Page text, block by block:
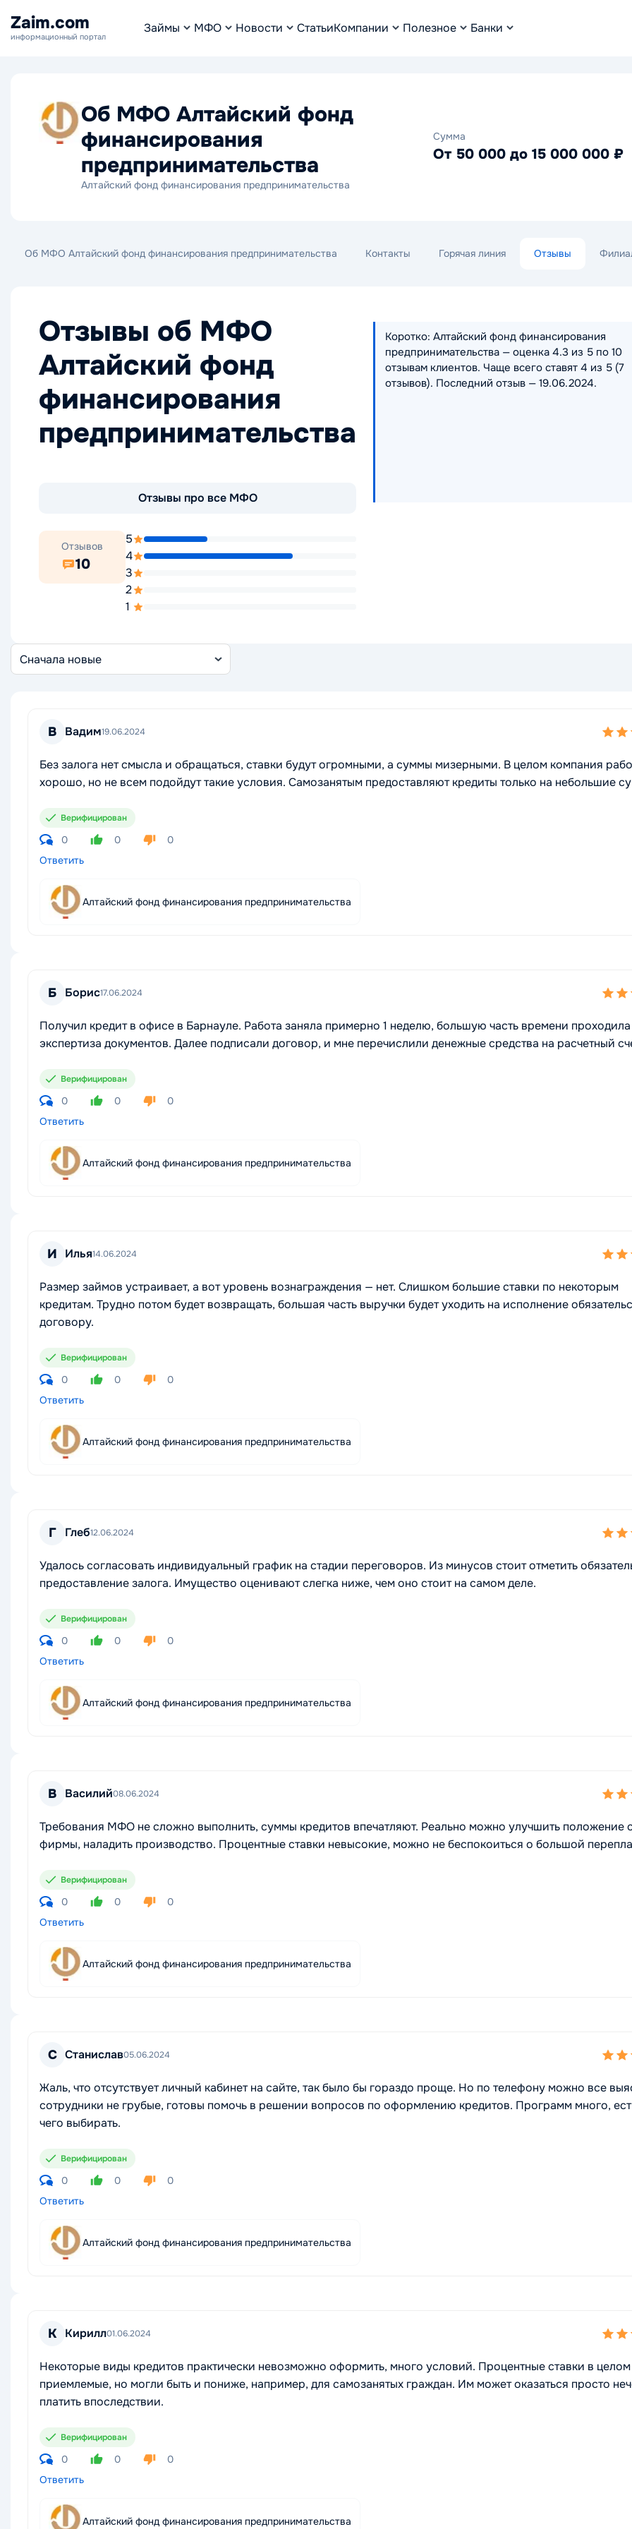
Zaim.com
информационный портал
Займы МФО Новости СтатьиКомпании Полезное Банки
Об МФО Алтайский фонд
финансирования
предпринимательства
Алтайский фонд финансирования предпринимательства
Сумма
От 50 000 до 15 000 000 ₽
Об МФО Алтайский фонд финансирования предпринимательства Контакты Горячая линия Отзывы
Отзывы об МФО
Алтайский фонд
финансирования
предпринимательства
Отзывы про все МФО
Коротко: Алтайский фонд финансирования
предпринимательства — оценка 4.3 из 5 по 10
отзывам клиентов. Чаще всего ставят 4 из 5 (7
отзывов). Последний отзыв — 19.06.2024.
Отзывов
10
5
4
3
2
1
Сортировка
отзывов
В Вадим19.06.2024
Без залога нет смысла и обращаться, ставки будут огромными, а суммы мизерными. В целом компания
хорошо, но не всем подойдут такие условия. Самозанятым предоставляют кредиты только на небольшие
Верифицирован
0 0
0
Ответить
Алтайский фонд финансирования предпринимательства
Б Борис17.06.2024
Получил кредит в офисе в Барнауле. Работа заняла примерно 1 неделю, большую часть времени проходила
экспертиза документов. Далее подписали договор, и мне перечислили денежные средства на расчетный
Верифицирован
0 0
0
Ответить
Алтайский фонд финансирования предпринимательства
И Илья14.06.2024
Размер займов устраивает, а вот уровень вознаграждения — нет. Слишком большие ставки по некоторым
кредитам. Трудно потом будет возвращать, большая часть выручки будет уходить на исполнение
договору.
Верифицирован
0 0
0
Ответить
Алтайский фонд финансирования предпринимательства
Г Глеб12.06.2024
Удалось согласовать индивидуальный график на стадии переговоров. Из минусов стоит отметить
предоставление залога. Имущество оценивают слегка ниже, чем оно стоит на самом деле.
Верифицирован
0 0
0
Ответить
Алтайский фонд финансирования предпринимательства
В Василий08.06.2024
Требования МФО не сложно выполнить, суммы кредитов впечатляют. Реально можно улучшить положение
фирмы, наладить производство. Процентные ставки невысокие, можно не беспокоиться о большой
Верифицирован
0 0
0
Ответить
Алтайский фонд финансирования предпринимательства
С Станислав05.06.2024
Жаль, что отсутствует личный кабинет на сайте, так было бы гораздо проще. Но по телефону можно все
сотрудники не грубые, готовы помочь в решении вопросов по оформлению кредитов. Программ много,
чего выбирать.
Верифицирован
0 0
0
Ответить
Алтайский фонд финансирования предпринимательства
К Кирилл01.06.2024
Некоторые виды кредитов практически невозможно оформить, много условий. Процентные ставки в целом
приемлемые, но могли быть и пониже, например, для самозанятых граждан. Им может оказаться просто
платить впоследствии.
Верифицирован
0 0
0
Ответить
Алтайский фонд финансирования предпринимательства